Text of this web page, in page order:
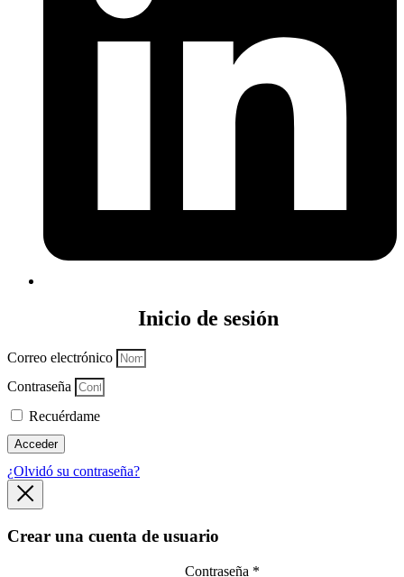
Inicio de sesión
Correo electrónico
Contraseña
Recuérdame
Acceder
¿Olvidó su contraseña?
Crear una cuenta de usuario
Contraseña *